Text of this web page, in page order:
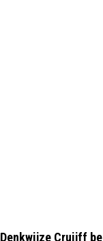
Denkwijze Cruijff